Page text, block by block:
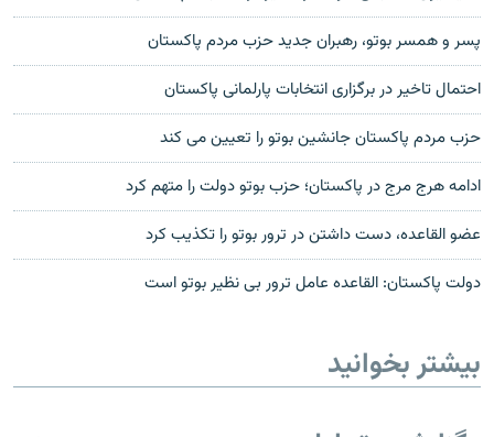
پسر و همسر بوتو، رهبران جدید حزب مردم پاکستان
احتمال تاخیر در برگزاری انتخابات پارلمانی پاکستان
حزب مردم پاکستان جانشین بوتو را تعیین می کند
ادامه هرج مرج در پاکستان؛ حزب بوتو دولت را متهم کرد
عضو القاعده، دست داشتن در ترور بوتو را تکذیب کرد
دولت پاکستان: القاعده عامل ترور بی نظير بوتو است
بیشتر بخوانید